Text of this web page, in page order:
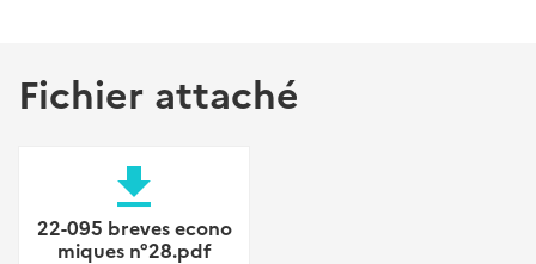
Fichier attaché
file_download
22-095 breves econo
miques n°28.pdf